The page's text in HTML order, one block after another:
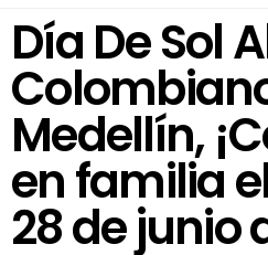
Día De Sol
Medellín,
en familia
28 de junio